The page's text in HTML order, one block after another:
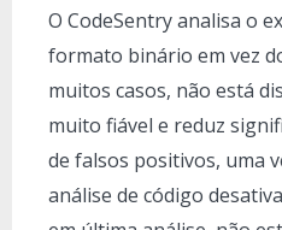
O CodeSentry analisa o
formato binário em vez
muitos casos, não está
muito fiável e reduz
de falsos positivos, uma
análise de código